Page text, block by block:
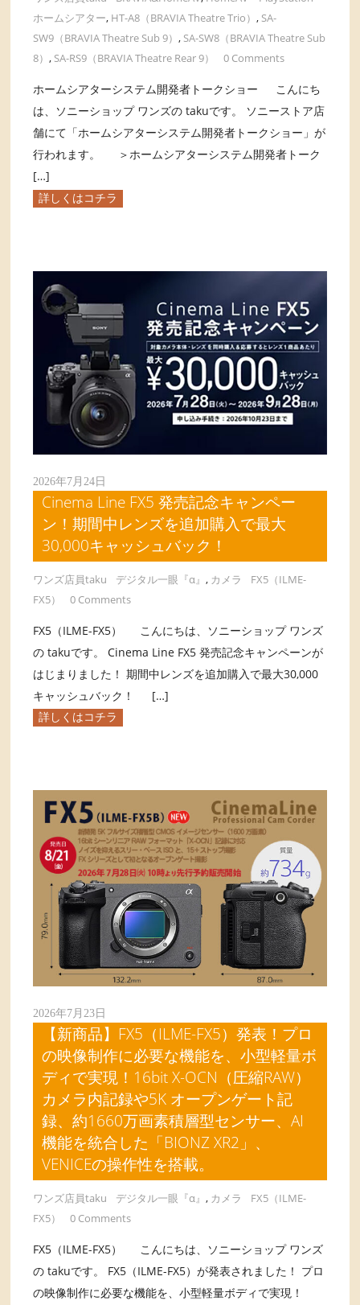
ホームシアター, HT-A8（BRAVIA Theatre Trio）, SA-
SW9（BRAVIA Theatre Sub 9）, SA-SW8（BRAVIA Theatre Sub
8）, SA-RS9（BRAVIA Theatre Rear 9） 0 Comments
ホームシアターシステム開発者トークショー こんにち
は、ソニーショップ ワンズの takuです。 ソニーストア店
舗にて「ホームシアターシステム開発者トークショー」が
行われます。 ＞ホームシアターシステム開発者トーク
[…]
詳しくはコチラ
2026年7月24日
Cinema Line FX5 発売記念キャンペー
ン！期間中レンズを追加購入で最大
30,000キャッシュバック！
ワンズ店員taku デジタル一眼『α』 , カメラ
FX5（ILME-
FX5）
0 Comments
FX5（ILME-FX5） こんにちは、ソニーショップ ワンズ
の takuです。 Cinema Line FX5 発売記念キャンペーンが
はじまりました！ 期間中レンズを追加購入で最大30,000
キャッシュバック！ […]
詳しくはコチラ
2026年7月23日
【新商品】FX5（ILME-FX5）発表！プロ
の映像制作に必要な機能を、小型軽量ボ
ディで実現！16bit X-OCN（圧縮RAW）
カメラ内記録や5K オープンゲート記
録、約1660万画素積層型センサー、AI
機能を統合した「BIONZ XR2」、
VENICEの操作性を搭載。
ワンズ店員taku デジタル一眼『α』 , カメラ
FX5（ILME-
FX5）
0 Comments
FX5（ILME-FX5） こんにちは、ソニーショップ ワンズ
の takuです。 FX5（ILME-FX5）が発表されました！ プロ
の映像制作に必要な機能を、小型軽量ボディで実現！